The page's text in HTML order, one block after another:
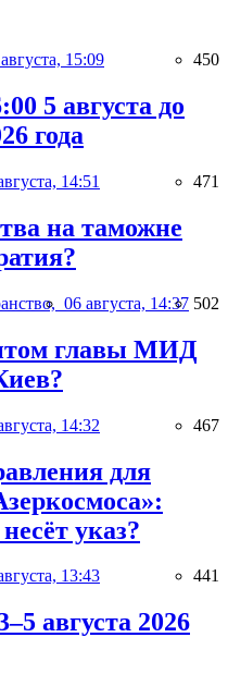
15:09 450
5 августа до
года
14:51 471
на таможне
06 августа, 14:37 502
главы МИД
14:32 467
для
указ?
13:43 441
августа 2026